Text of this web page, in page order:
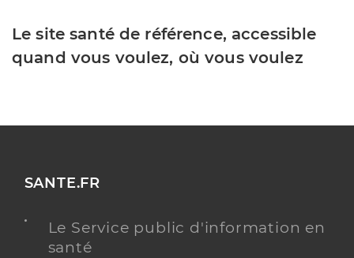
Le site santé de référence, accessible
quand vous voulez, où vous voulez
SANTE.FR
Le Service public d'information en
santé